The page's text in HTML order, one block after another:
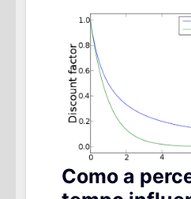
Como a